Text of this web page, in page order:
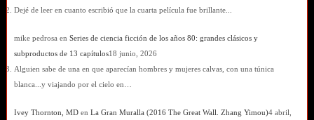
Dejé de leer en cuanto escribió que la cuarta película fue brillante...
mike pedrosa en Series de ciencia ficción de los años 80: grandes clásicos y
subproductos de 13 capítulos18 junio, 2026
Alguien sabe de una en que aparecían hombres y mujeres calvas, con una túnica
blanca...y viajando por el cielo en…
Ivey Thornton, MDen La Gran Muralla (2016 The Great Wall. Zhang Yimou)4 abril,